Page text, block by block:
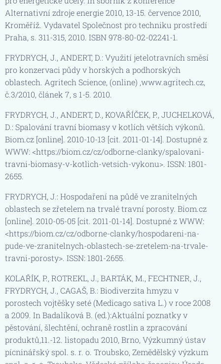
Alternativní zdroje energie 2010, 13-15. července 2010,
Kroměříž. Vydavatel Společnost pro techniku prostředí
Praha, s. 311-315, 2010. ISBN 978-80-02-02241-1.
FRYDRYCH, J., ANDERT, D.: Využití jetelotravních směsí
pro konzervaci půdy v horských a podhorských
oblastech. Agritech Science, (online) ,www.agritech.cz,
č.3/2010, článek 7, s 1-5. 2010.
FRYDRYCH, J., ANDERT, D., KOVAŘÍČEK, P., JUCHELKOVÁ,
D.: Spalování travní biomasy v kotlích větších výkonů.
Biom.cz [online]. 2010-10-13 [cit. 2011-01-14]. Dostupné z
WWW: <https://biom.cz/cz/odborne-clanky/spalovani-
travni-biomasy-v-kotlich-vetsich-vykonu>. ISSN: 1801-
2655.
FRYDRYCH, J.: Hospodaření na půdě ve zranitelných
oblastech se zřetelem na trvalé travní porosty. Biom.cz
[online]. 2010-05-05 [cit. 2011-01-14]. Dostupné z WWW:
<https://biom.cz/cz/odborne-clanky/hospodareni-na-
pude-ve-zranitelnych-oblastech-se-zretelem-na-trvale-
travni-porosty>. ISSN: 1801-2655.
KOLAŘÍK, P., ROTREKL, J., BARTÁK, M., FECHTNER, J.,
FRYDRYCH, J., CAGAŠ, B.: Biodiverzita hmyzu v
porostech vojtěšky seté (Medicago sativa L.) v roce 2008
a 2009. In Badalíková B. (ed.):Aktuální poznatky v
pěstování, šlechtění, ochraně rostlin a zpracování
produktů,11.-12. listopadu 2010, Brno, Výzkumný ústav
pícninářský spol. s. r. o. Troubsko, Zemědělský výzkum